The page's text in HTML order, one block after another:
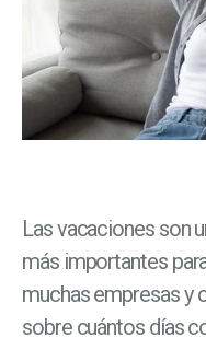
Las vacaciones son
más importantes
muchas empresas y
sobre cuántos días